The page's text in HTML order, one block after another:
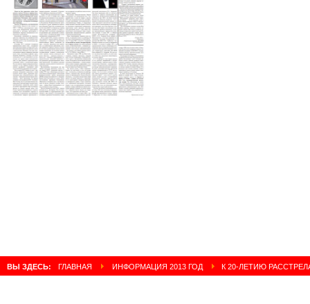
ВЫ ЗДЕСЬ: ГЛАВНАЯ ИНФОРМАЦИЯ 2013 ГОД К 20-ЛЕТИЮ